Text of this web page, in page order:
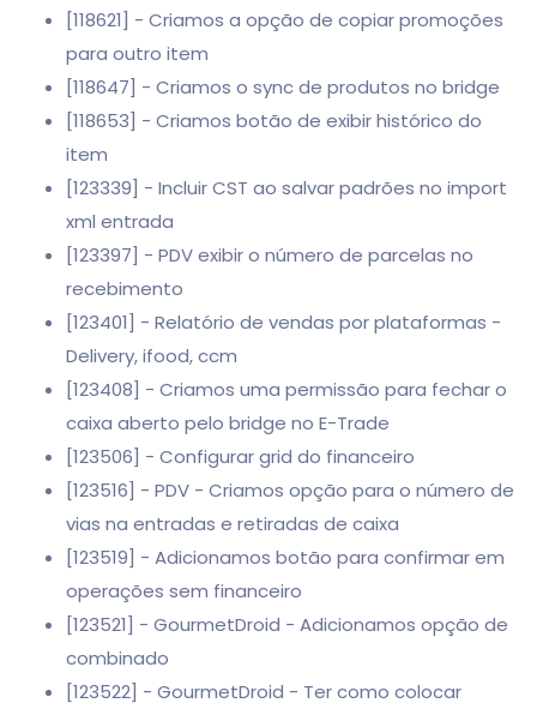
[118621] - Criamos a opção de copiar promoções
para outro item
[118647] - Criamos o sync de produtos no bridge
[118653] - Criamos botão de exibir histórico do
item
[123339] - Incluir CST ao salvar padrões no import
xml entrada
[123397] - PDV exibir o número de parcelas no
recebimento
[123401] - Relatório de vendas por plataformas -
Delivery, ifood, ccm
[123408] - Criamos uma permissão para fechar o
caixa aberto pelo bridge no E-Trade
[123506] - Configurar grid do financeiro
[123516] - PDV - Criamos opção para o número de
vias na entradas e retiradas de caixa
[123519] - Adicionamos botão para confirmar em
operações sem financeiro
[123521] - GourmetDroid - Adicionamos opção de
combinado
[123522] - GourmetDroid - Ter como colocar